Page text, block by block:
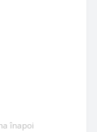
înapoi